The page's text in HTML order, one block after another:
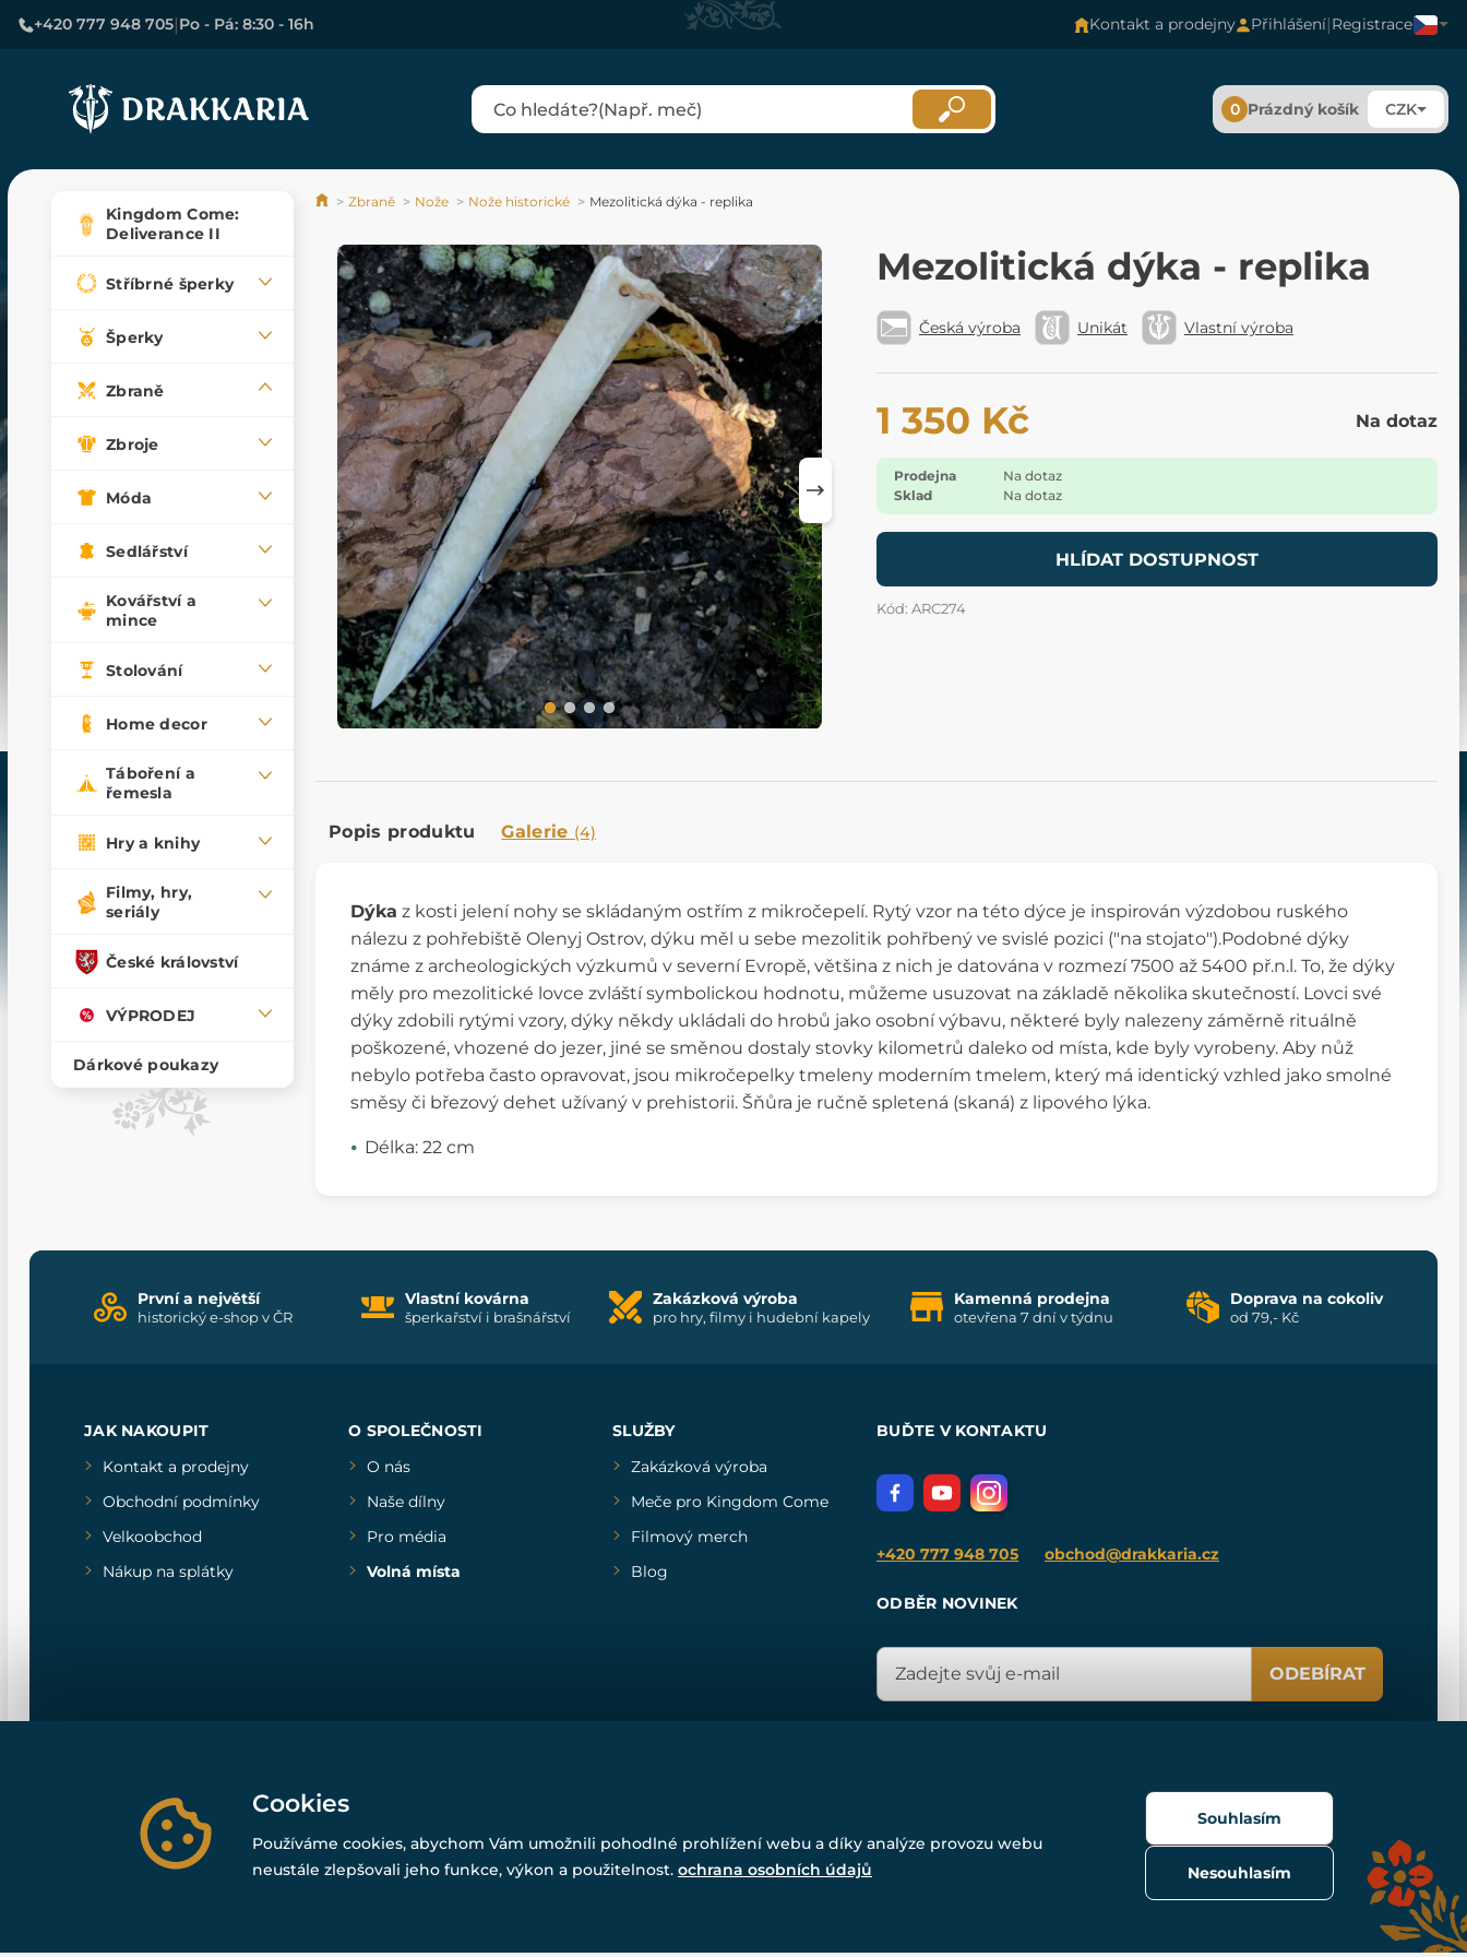
+420 777 948 705|Po - Pá: 8:30 - 16h Kontakt a prodejny Přihlášení|Registrace
0 Prázdný košík CZK
Kingdom Come:
Deliverance II
Stříbrné šperky
Šperky
Zbraně
Zbroje
Móda
Sedlářství
Kovářství a
mince
Stolování
Home decor
Táboření a
řemesla
Hry a knihy
Filmy, hry,
seriály
České království
VÝPRODEJ
Dárkové poukazy
Zbraně Nože Nože historické Mezolitická dýka - replika
Mezolitická dýka - replika
Česká výroba Unikát Vlastní výroba
1 350 Kč Na dotaz
Prodejna
Na dotaz
Sklad
Na dotaz
HLÍDAT DOSTUPNOST
Kód: ARC274
Popis produktu Galerie (4)
Dýka z kosti jelení nohy se skládaným ostřím z mikročepelí. Rytý vzor na této dýce je inspirován výzdobou ruského
nálezu z pohřebiště Olenyj Ostrov, dýku měl u sebe mezolitik pohřbený ve svislé pozici ("na stojato").Podobné dýky
známe z archeologických výzkumů v severní Evropě, většina z nich je datována v rozmezí 7500 až 5400 př.n.l. To, že dýky
měly pro mezolitické lovce zvláští symbolickou hodnotu, můžeme usuzovat na základě několika skutečností. Lovci své
dýky zdobili rytými vzory, dýky někdy ukládali do hrobů jako osobní výbavu, některé byly nalezeny záměrně rituálně
poškozené, vhozené do jezer, jiné se směnou dostaly stovky kilometrů daleko od místa, kde byly vyrobeny. Aby nůž
nebylo potřeba často opravovat, jsou mikročepelky tmeleny moderním tmelem, který má identický vzhled jako smolné
směsy či březový dehet užívaný v prehistorii. Šňůra je ručně spletená (skaná) z lipového lýka.
Délka: 22 cm
První a největší
historický e-shop v ČR
Vlastní kovárna
šperkařství i brašnářství
Zakázková výroba
pro hry, filmy i hudební kapely
Kamenná prodejna
otevřena 7 dní v týdnu
Doprava na cokoliv
od 79,- Kč
JAK NAKOUPIT
Kontakt a prodejny
Obchodní podmínky
Velkoobchod
Nákup na splátky
O SPOLEČNOSTI
O nás
Naše dílny
Pro média
Volná místa
SLUŽBY
Zakázková výroba
Meče pro Kingdom Come
Filmový merch
Blog
BUĎTE V KONTAKTU
+420 777 948 705 obchod@drakkaria.cz
ODBĚR NOVINEK
ODEBÍRAT
Powered bySimplia.cz , protected by reCAPTCHA.
Cookies
Používáme cookies, abychom Vám umožnili pohodlné prohlížení webu a díky analýze provozu webu
neustále zlepšovali jeho funkce, výkon a použitelnost. ochrana osobních údajů Nesouhlasím
Souhlasím